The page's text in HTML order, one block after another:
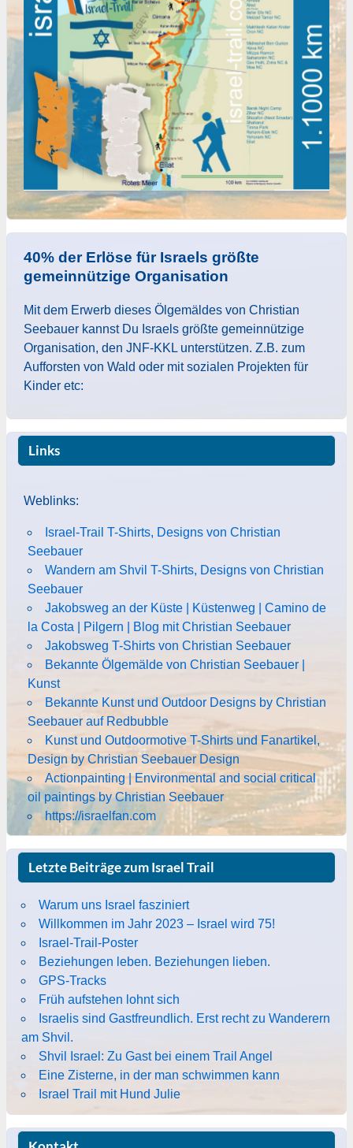
40% der Erlöse für Israels größte
gemeinnützige Organisation
Mit dem Erwerb dieses Ölgemäldes von Christian
Seebauer kannst Du Israels größte gemeinnützige
Organisation, den JNF-KKL unterstützen. Z.B. zum
Aufforsten von Wald oder mit sozialen Projekten für
Kinder etc:
Links
Weblinks:
Israel-Trail T-Shirts, Designs von Christian
Seebauer
Wandern am Shvil T-Shirts, Designs von Christian
Seebauer
Jakobsweg an der Küste | Küstenweg | Camino de
la Costa | Pilgern | Blog mit Christian Seebauer
Jakobsweg T-Shirts von Christian Seebauer
Bekannte Ölgemälde von Christian Seebauer |
Kunst
Bekannte Kunst und Outdoor Designs by Christian
Seebauer auf Redbubble
Kunst und Outdoormotive T-Shirts und Fanartikel,
Design by Christian Seebauer Design
Actionpainting | Environmental and social critical
oil paintings by Christian Seebauer
https://israelfan.com
Letzte Beiträge zum Israel Trail
Warum uns Israel fasziniert
Willkommen im Jahr 2023 – Israel wird 75!
Israel-Trail-Poster
Beziehungen leben. Beziehungen lieben.
GPS-Tracks
Früh aufstehen lohnt sich
Israelis sind Gastfreundlich. Erst recht zu Wanderern
am Shvil.
Shvil Israel: Zu Gast bei einem Trail Angel
Eine Zisterne, in der man schwimmen kann
Israel Trail mit Hund Julie